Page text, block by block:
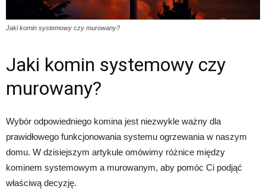
Jaki komin systemowy czy murowany?
Jaki komin systemowy czy
murowany?
Wybór odpowiedniego komina jest niezwykle ważny dla
prawidłowego funkcjonowania systemu ogrzewania w naszym
domu. W dzisiejszym artykule omówimy różnice między
kominem systemowym a murowanym, aby pomóc Ci podjąć
właściwą decyzję.